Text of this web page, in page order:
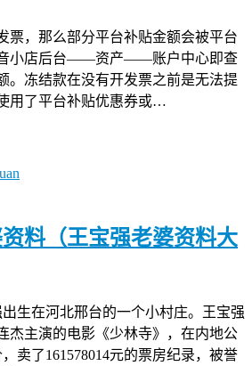
票，那么部分平台补贴金额会被平台
小店后台——资产——账户中心即查
。冻结款在没有开发票之前是无法提
用了平台补贴优惠券或…
料（王宝强老婆资料大
出生在河北邢台的一个小村庄。王宝强
杰主演的电影《少林寺》，在内地公
卖了161578014元的票房纪录，被誉